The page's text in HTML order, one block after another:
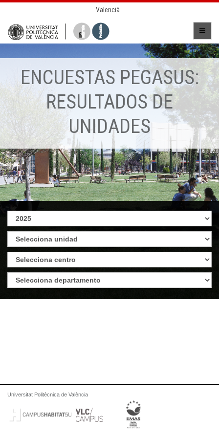
Valencià
ENCUESTAS PEGASUS:
RESULTADOS DE
UNIDADES
Universitat Politècnica de València